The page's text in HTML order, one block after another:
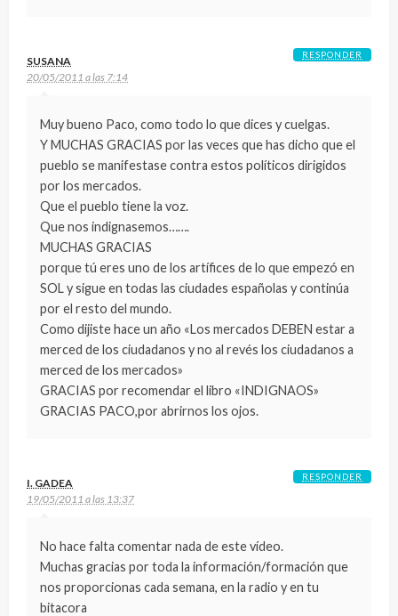
SUSANA
20/05/2011 a las 7:14
Muy bueno Paco, como todo lo que dices y cuelgas.
Y MUCHAS GRACIAS por las veces que has dicho que el
pueblo se manifestase contra estos políticos dirigidos
por los mercados.
Que el pueblo tiene la voz.
Que nos indignasemos…….
MUCHAS GRACIAS
porque tú eres uno de los artífices de lo que empezó en
SOL y sigue en todas las ciudades españolas y continúa
por el resto del mundo.
Como dijiste hace un año «Los mercados DEBEN estar a
merced de los ciudadanos y no al revés los ciudadanos a
merced de los mercados»
GRACIAS por recomendar el libro «INDIGNAOS»
GRACIAS PACO,por abrirnos los ojos.
RESPONDER
I. GADEA
19/05/2011 a las 13:37
No hace falta comentar nada de este vídeo.
Muchas gracias por toda la información/formación que
nos proporcionas cada semana, en la radio y en tu
bitacora
RESPONDER